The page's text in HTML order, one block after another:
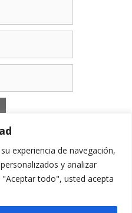
experiencia de navegación,
y analizar
todo", usted acepta
privacidad